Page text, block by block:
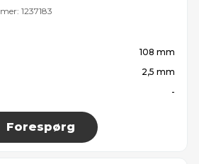
1237183
108 mm
2,5 mm
-
Forespørg